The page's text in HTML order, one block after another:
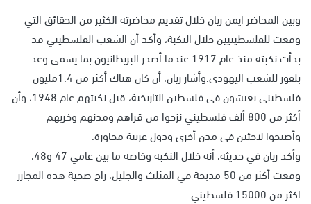
وبين المحاضر ايمن ريان خلال تقديم محاضرته الكثير من الحقائق التي
وقعت للفلسطينيين خلال النكبة، وأكد أن الشعب الفلسطيني قد
بدأت نكبته منذ عام 1917 عندما أصدر البريطانيون بما يسمى وعد
بلفور للشعب اليهودي.وأشار ريان، أن كان هناك أكثر من 1.4مليون
فلسطيني يعيشون في فلسطين التاريخية، قبل نكبتهم عام 1948، وأن
أكثر من 800 ألف فلسطيني نزحوا من قراهم ومدنهم وخربهم
وأصبحوا لاجئين في مدن أخرى ودول عربية مجاورة.
وأكد ريان في حديثه، أنه خلال النكبة وخاصة ما بين عامي 47 و48،
وقعت أكثر من 50 مذبحة في المثلث والجليل، راح ضحية هذه المجازر
اكثر من 15000 فلسطيني.